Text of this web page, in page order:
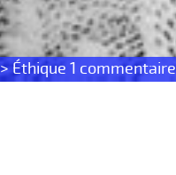
> Éthique 1 commentaire